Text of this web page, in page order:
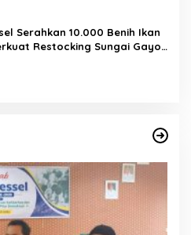
Serahkan 10.000 Benih Ikan
Restocking Sungai Gayo
Perairan